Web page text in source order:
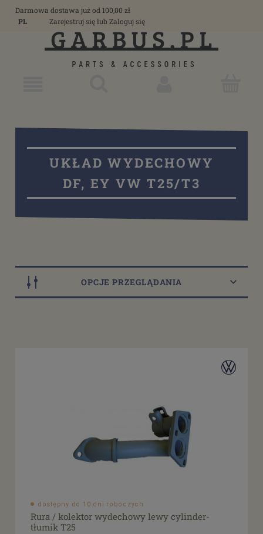
Darmowa dostawa już od 100,00 zł
PL
Zarejestruj sięlub Zaloguj się
UKŁAD WYDECHOWY
DF, EY VW T25/T3
OPCJE PRZEGLĄDANIA
filtruj
dostępny do 10 dni roboczych
Rura / kolektor wydechowy lewy cylinder-
tłumik T25